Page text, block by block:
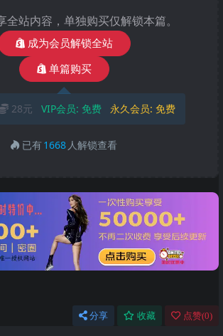
全站内容，单独购买仅解锁本篇。
成为会员解锁全站
单篇购买
28元 VIP会员: 免费 永久会员: 免费
已有1668 人解锁查看
分享 收藏 点赞(0)